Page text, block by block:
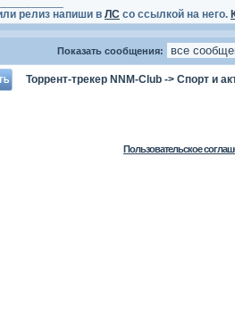
релиз напиши в ЛС со ссылкой на него.
Показать сообщения:
Торрент-трекер NNM-Club -> Спорт и
Пользовательское